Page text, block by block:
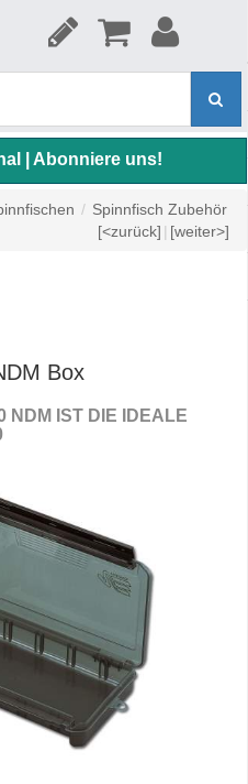
| Abonniere uns!
/ Spinnfisch Zubehör
[<zurück] | [weiter>]
Box
NDM IST DIE IDEALE